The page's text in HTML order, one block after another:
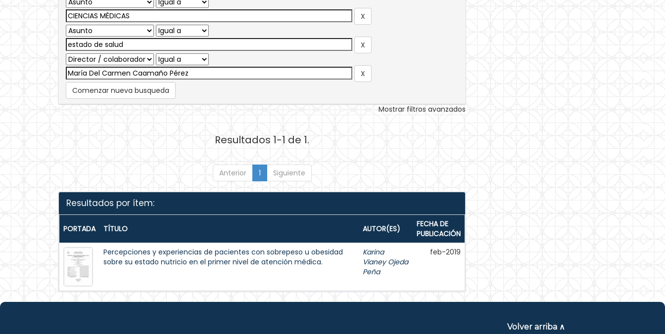
Comenzar nueva busqueda
Mostrar filtros avanzados
Resultados 1-1 de 1.
Anterior 1 Siguiente
Resultados por ítem:
PORTADA TÍTULO AUTOR(ES)
FECHA DE
PUBLICACIÓN
Percepciones y experiencias de pacientes con sobrepeso u obesidad
sobre su estado nutricio en el primer nivel de atención médica.
Karina
Vianey Ojeda
Peña
feb-2019
Volver arriba ∧